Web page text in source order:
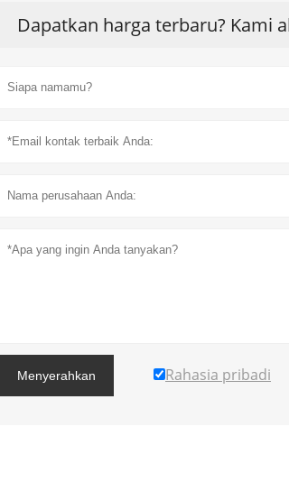
Dapatkan harga terbaru? Kami
Menyerahkan Rahasia pribadi